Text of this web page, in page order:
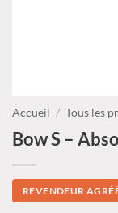
Accueil / Tous les
Bow S –
REVENDEUR